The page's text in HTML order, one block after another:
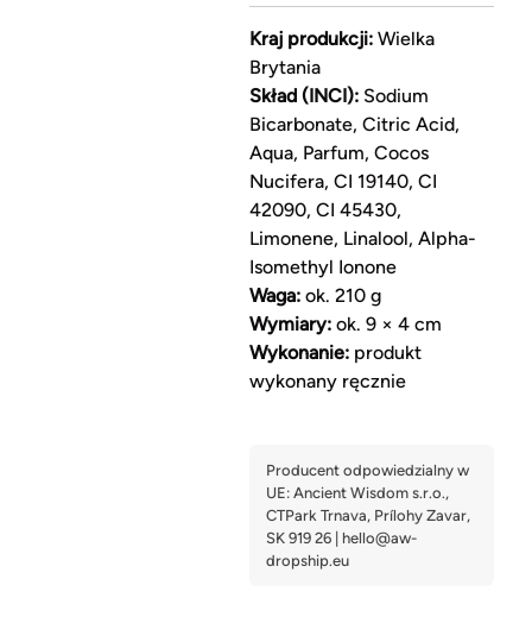
Kraj produkcji:Wielka
Brytania
Skład (INCI):Sodium
Bicarbonate, Citric Acid,
Aqua, Parfum, Cocos
Nucifera, CI 19140, CI
42090, CI 45430,
Limonene, Linalool, Alpha-
Isomethyl Ionone
Waga:ok. 210 g
Wymiary:ok. 9 × 4 cm
Wykonanie:produkt
wykonany ręcznie